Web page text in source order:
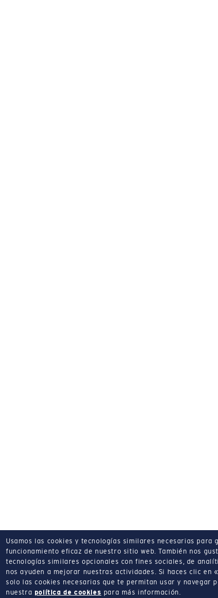
Usamos las cookies y tecnologías similares necesarias para
funcionamiento eficaz de nuestro sitio web. También nos
tecnologías similares opcionales con fines sociales, de
nos ayuden a mejorar nuestras actividades.
Si haces clic en
solo las cookies necesarias que te permitan usar y navegar
nuestra política de cookies para más información.